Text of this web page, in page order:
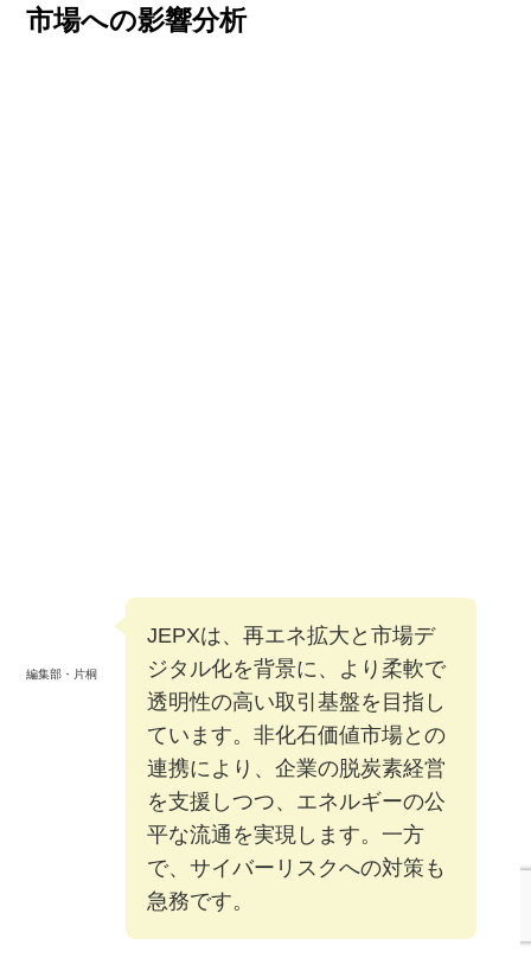
市場への影響分析
編集部・片桐
JEPXは、再エネ拡大と市場デ
ジタル化を背景に、より柔軟で
透明性の高い取引基盤を目指し
ています。非化石価値市場との
連携により、企業の脱炭素経営
を支援しつつ、エネルギーの公
平な流通を実現します。一方
で、サイバーリスクへの対策も
急務です。